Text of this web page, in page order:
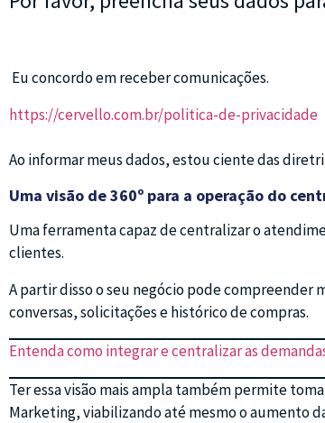
Eu concordo em receber comunicações.
https://cervello.com.br/politica-de-privacidade
Ao informar meus dados, estou ciente das
Uma visão de 360º para a operação do
Uma ferramenta capaz de centralizar o
clientes.
A partir disso o seu negócio pode
conversas, solicitações e histórico de compras.
Entenda como integrar e centralizar as
Ter essa visão mais ampla também permite
Marketing, viabilizando até mesmo o aumento